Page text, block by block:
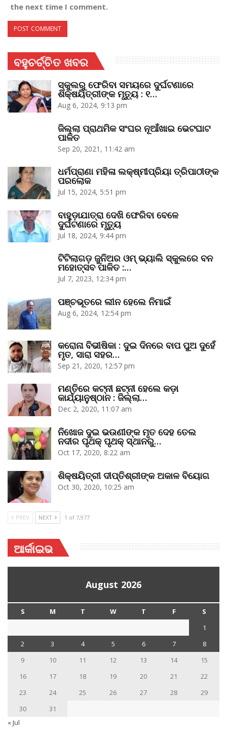
the next time I comment.
ବହୁଚର୍ଚ୍ଚିତ ଖବର
ସ୍କୁଲରୁ ଫେରିବା ସମୟରେ ଦୁର୍ଘଟଣାରେ
ଶିକ୍ଷୟିତ୍ରୀଙ୍କ ମୃତ୍ୟୁ : ୧…
Aug 6, 2024, 9:13 pm
ଜିଲ୍ଲା ପ୍ରାଥମିକ ସଂଘର ନୂଆଁଖାଇ ଭେଟଘାଟ
ପାଳିତ
Sep 20, 2021, 11:42 am
ଧର୍ମପ୍ରାଣା ମହିଳା ଲକ୍ଷ୍ମୀପ୍ରିୟା ତ୍ରିପାଠୀଙ୍କ
ପରଲୋକ
Jul 15, 2024, 5:51 pm
ବାହୁଡ଼ାଯାତ୍ରା ଦେଖି ଫେରିବା ବେଳେ
ଦୁର୍ଘଟଣାରେ ମୃତ୍ୟୁ
Jul 18, 2024, 9:44 pm
ଟିଟିଲାଗଡ଼ ଜୁନିଅର ଓମ୍‌ ଭ୍ୟାଲି ସ୍କୁଲରେ ବନ
ମହୋତ୍ସବ ପାଳିତ :…
Jul 7, 2023, 12:34 pm
ପଞ୍ଚଭୂତରେ ଲୀନ ହେଲେ ନିମାଇଁ
Aug 6, 2024, 12:54 pm
କରୋନା ବିଭୀଷିକା : ଦୁଇ ଦିନରେ ବାପ ପୁଅ ଦୁହେଁ
ମୃତ, ସାରା ସହର…
Sep 21, 2020, 12:57 pm
ମଣ୍ତିରେ କଟ୍‌ନୀ ଛଟ୍‌ନୀ ହେଲେ କଡ଼ା
କାର୍ଯ୍ୟାନୁଷ୍ଠାନ : ଜିଲ୍ଲା…
Dec 2, 2020, 11:07 am
ନିଖୋଜ ଦୁଇ ଭଉଣୀଙ୍କ ମୃତ ଦେହ ତେଲ
ନଦୀର ପୃଥକ୍‌ ପୃଥକ୍‌ ସ୍ଥାନରୁ…
Oct 17, 2020, 8:22 am
ଶିକ୍ଷୟିତ୍ରୀ ଦୀପ୍ତିଶ୍ରୀଙ୍କ ଅକାଳ ବିୟୋଗ
Oct 30, 2020, 10:25 am
PREV NEXT 1 of 7,977
ଆର୍କାଇଭ
August 2026
S M T W T F
S
1
2
3 4 5 6 7
8
9
10 11 12 13 14
15
16
17 18 19 20 21
22
23
24 25 26 27 28
29
30
31
« Jul